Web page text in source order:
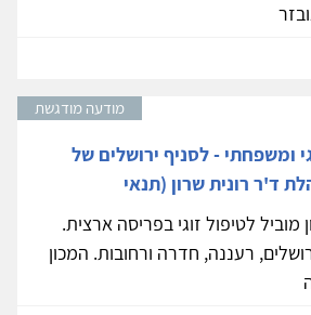
מודעה מודגשת
ומשפחתי - לסניף ירושלים של
ד'ר רונית שרון (תנאי
מוביל לטיפול זוגי בפריסה ארצית.
רעננה, חדרה ורחובות. המכון